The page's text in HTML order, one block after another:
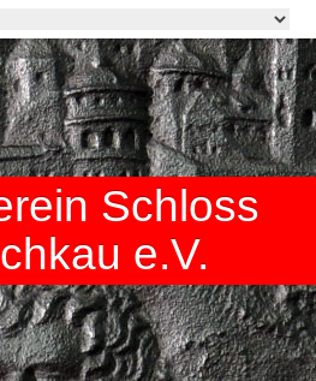
Schloss
e.V.